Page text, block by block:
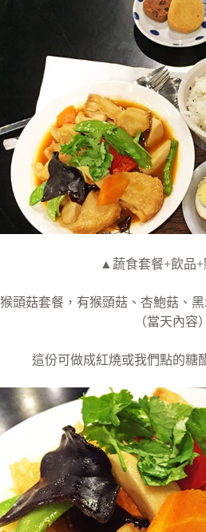
▲蔬食套餐+飲品+
猴頭菇套餐，有猴頭菇、杏鮑菇、
（當天內容
這份可做成紅燒或我們點的糖